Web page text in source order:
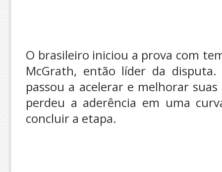
O brasileiro iniciou a prova com
McGrath, então líder da
passou a acelerar e melhorar
perdeu a aderência em uma
concluir a etapa.